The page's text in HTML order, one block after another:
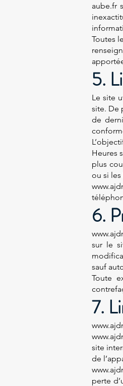
aube.fr
Toutes
5.
Le site
site. De
de
Heures
plus
ou si
6.
sur le
sauf
Toute
7.
site
de
perte